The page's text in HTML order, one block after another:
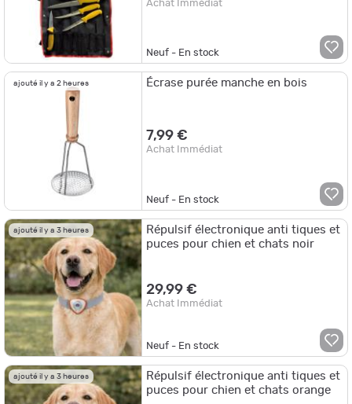
Achat Immédiat
Neuf - En stock
ajouté il y a 2 heures Écrase purée manche en bois
7,99 €
Achat Immédiat
Neuf - En stock
ajouté il y a 3 heures
Répulsif électronique anti tiques et
puces pour chien et chats noir
29,99 €
Achat Immédiat
Neuf - En stock
ajouté il y a 3 heures
Répulsif électronique anti tiques et
puces pour chien et chats orange